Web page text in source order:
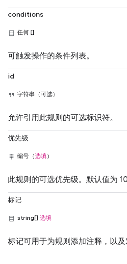
conditions
任何 []
可触发操作的条件列表。
id
字符串（可选）
允许引用此规则的可选标识符。
优先级
编号（选填）
此规则的可选优先级。默认值为
标记
string[] 选填
标记可用于为规则添加注释，以及